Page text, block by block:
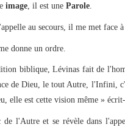
image , il est une Parole
au secours, il me met face
donne un ordre.
biblique, Lévinas fait de
de Dieu, le tout Autre, l'Infini,
elle est cette vision même »
l'Autre et se révèle dans